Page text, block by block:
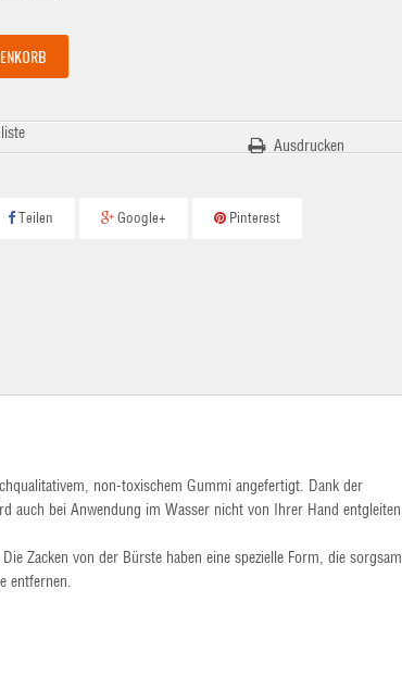
Ausdrucken
Teilen Google+ Pinterest
non-toxischem Gummi angefertigt. Dank der
auch bei Anwendung im Wasser nicht von Ihrer Hand entgleiten
Zacken von der Bürste haben eine spezielle Form, die sorgsam
entfernen.